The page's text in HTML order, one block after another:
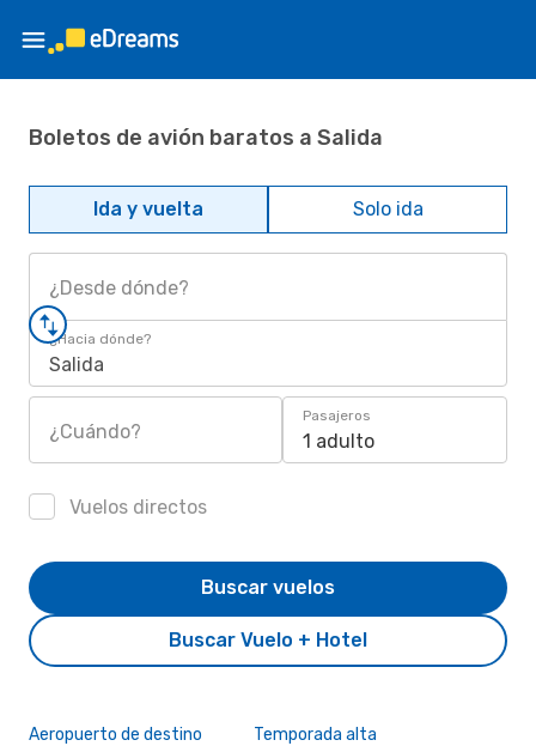
Boletos de avión baratos a Salida
Ida y vuelta Solo ida
¿Desde dónde?
¿Hacia dónde?
Salida
¿Cuándo?
Pasajeros
1 adulto
Vuelos directos
Buscar Vuelo + Hotel
Buscar vuelos
Aeropuerto de destino Temporada alta